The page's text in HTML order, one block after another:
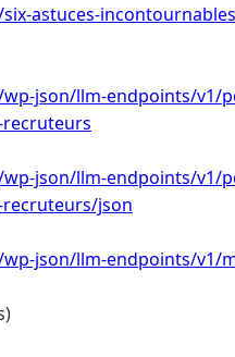
astuces-
json/llm-endpoints/v1/
recruteurs
json/llm-endpoints/v1/
recruteurs/json
json/llm-endpoints/v1/